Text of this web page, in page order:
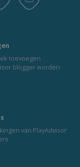
toevoegen
blogger worden
van PlayAdvisor